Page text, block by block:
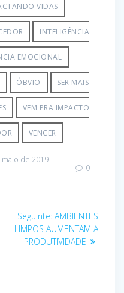
VIDAS
INTELIGÊNCIA
EMOCIONAL
ÓBVIO SER MAIS
VEM PRA IMPACTO
VENCER
de 2019
0
Seguinte: AMBIENTES
LIMPOS AUMENTAM A
PRODUTIVIDADE